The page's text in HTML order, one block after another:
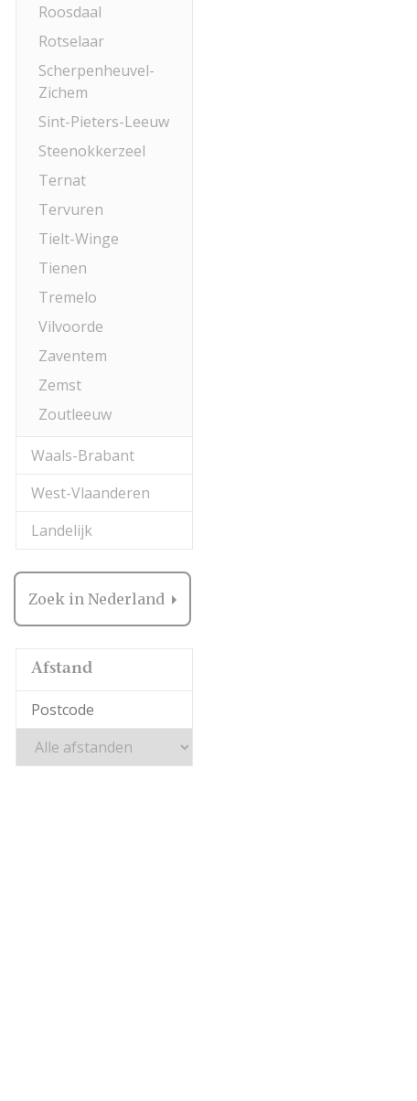
Roosdaal
Rotselaar
Scherpenheuvel-
Zichem
Sint-Pieters-Leeuw
Steenokkerzeel
Ternat
Tervuren
Tielt-Winge
Tienen
Tremelo
Vilvoorde
Zaventem
Zemst
Zoutleeuw
Waals-Brabant
West-Vlaanderen
Landelijk
Zoek in Nederland
Afstand